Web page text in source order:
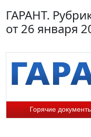
ГАРАНТ.
от 26 января
Горячие